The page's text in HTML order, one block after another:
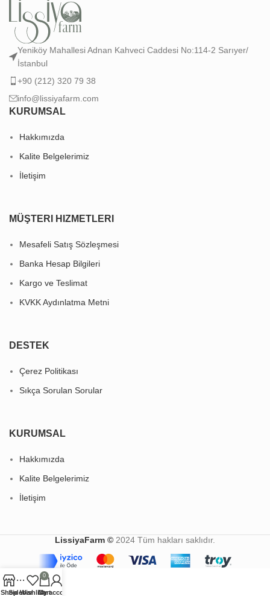
Yeniköy Mahallesi Adnan Kahveci Caddesi No:114-2 Sarıyer/
İstanbul
+90 (212) 320 79 38
info@lissiyafarm.com
KURUMSAL
Hakkımızda
Kalite Belgelerimiz
İletişim
MÜŞTERI HIZMETLERI
Mesafeli Satış Sözleşmesi
Banka Hesap Bilgileri
Kargo ve Teslimat
KVKK Aydınlatma Metni
DESTEK
Çerez Politikası
Sıkça Sorulan Sorular
KURUMSAL
Hakkımızda
Kalite Belgelerimiz
İletişim
LissiyaFarm © 2024 Tüm hakları saklıdır.
ShopSidebarWishlist
0
Cart
My account